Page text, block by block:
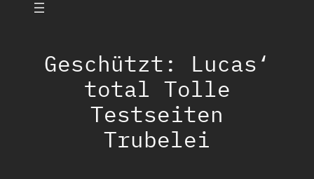
Geschützt: Lucas‘
total Tolle
Testseiten
Trubelei